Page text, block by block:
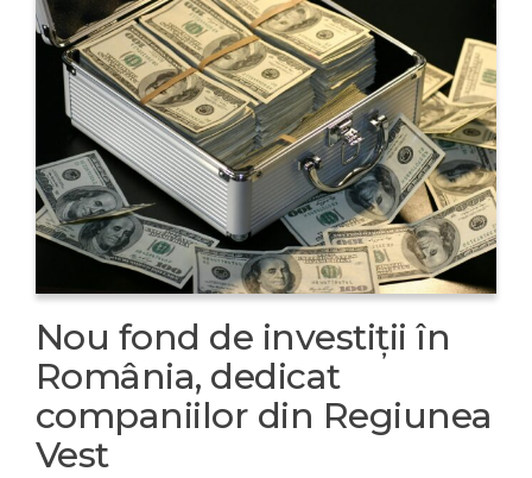
Nou fond de investiții în
România, dedicat
companiilor din Regiunea
Vest